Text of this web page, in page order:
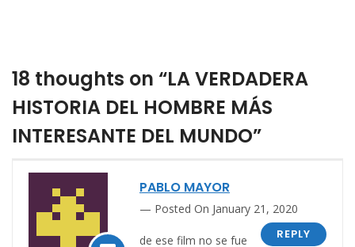
18 thoughts on “LA VERDADERA
HISTORIA DEL HOMBRE MÁS
INTERESANTE DEL MUNDO”
PABLO MAYOR
Posted On January 21, 2020
REPLY
de ese film no se fue